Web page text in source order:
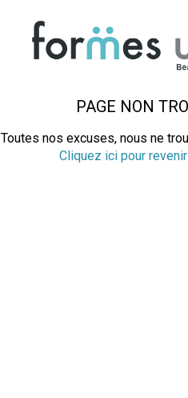
PAGE NON
Toutes nos excuses, nous ne
Cliquez ici pour